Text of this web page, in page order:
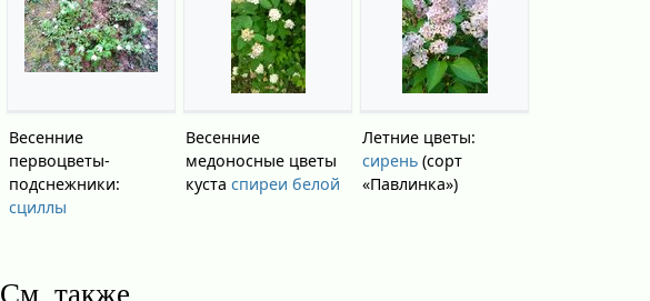
Весенние
первоцветы-
подснежники:
сциллы
Весенние
медоносные цветы
кустаспиреи белой
Летние цветы:
сирень (сорт
«Павлинка»)